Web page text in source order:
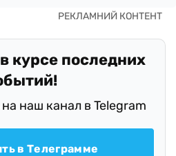
курсе последних
наш канал в Telegram
в Телеграмме